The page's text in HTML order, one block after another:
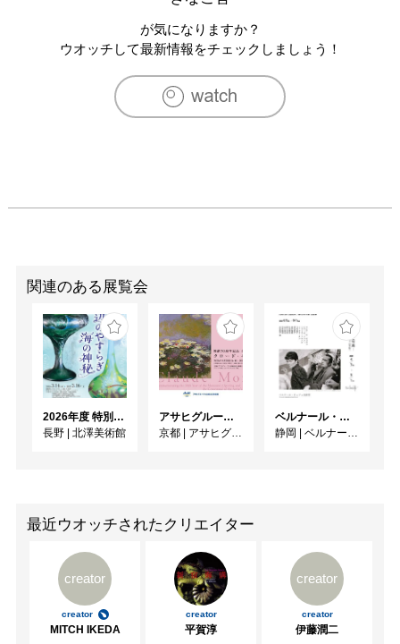
が気になりますか？
ウオッチして最新情報をチェックしましょう！
関連のある展覧会
2026年度 特別展「ガレとドーム、アール･ヌーヴォーのガラス 水辺のやすらぎ、海の神秘」
長野 | 北澤美術館
アサヒグループ大山崎山荘美術館 開館30周年記念展「没後100年 クロード・モネ」
京都 | アサヒグループ大山崎山荘美術館
ベルナール・ビュフェと写真 ーカメラがとらえたビュフェとその時代、そして21 世紀へ
静岡 | ベルナール・ビュフェ美術館
最近ウオッチされたクリエイター
creator
creator
MITCH IKEDA
creator
平賀淳
creator
creator
伊藤潤二